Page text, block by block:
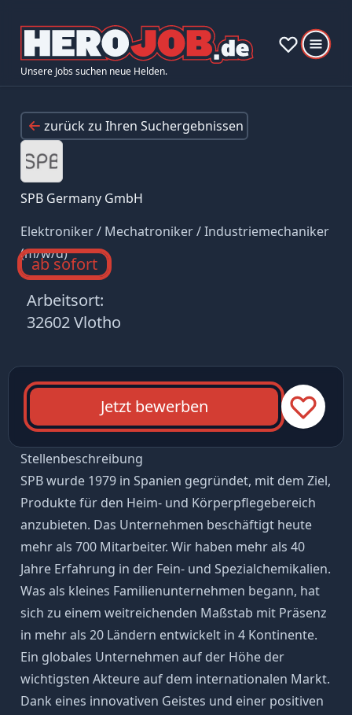
Unsere Jobs suchen neue Helden.
zurück zu Ihren Suchergebnissen
SPB Germany GmbH
Elektroniker / Mechatroniker / Industriemechaniker
(m/w/d)
ab sofort
Arbeitsort:
32602 Vlotho
Jetzt bewerben
Stellenbeschreibung
SPB wurde 1979 in Spanien gegründet, mit dem Ziel,
Produkte für den Heim- und Körperpflegebereich
anzubieten. Das Unternehmen beschäftigt heute
mehr als 700 Mitarbeiter. Wir haben mehr als 40
Jahre Erfahrung in der Fein- und Spezialchemikalien.
Was als kleines Familienunternehmen begann, hat
sich zu einem weitreichenden Maßstab mit Präsenz
in mehr als 20 Ländern entwickelt in 4 Kontinente.
Ein globales Unternehmen auf der Höhe der
wichtigsten Akteure auf dem internationalen Markt.
Dank eines innovativen Geistes und einer positiven